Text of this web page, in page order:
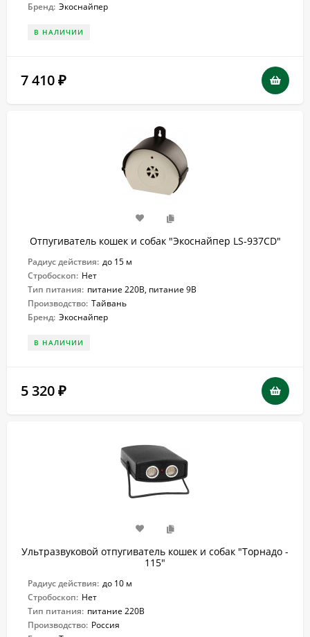
Бренд: Экоснайпер
В НАЛИЧИИ
7 410 ₽
Отпугиватель кошек и собак "Экоснайпер LS-937CD"
Радиус действия: до 15 м
Стробоскоп: Нет
Тип питания: питание 220В, питание 9В
Производство: Тайвань
Бренд: Экоснайпер
В НАЛИЧИИ
5 320 ₽
Ультразвуковой отпугиватель кошек и собак "Торнадо -
115"
Радиус действия: до 10 м
Стробоскоп: Нет
Тип питания: питание 220В
Производство: Россия